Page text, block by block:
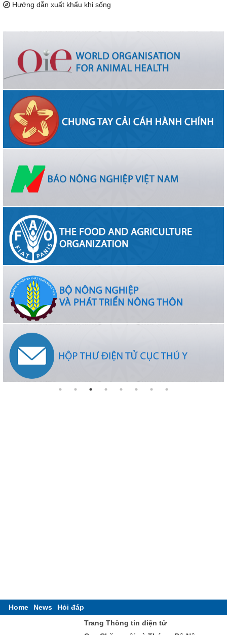
Hướng dẫn xuất khẩu khỉ sống
Home News
Hỏi đáp
Trang Thông tin điện tử